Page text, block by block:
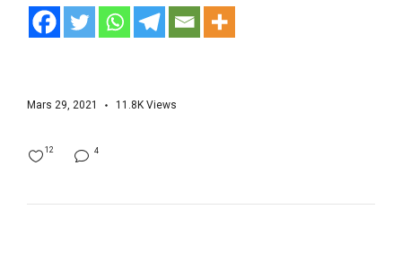
Mars 29, 2021 11.8K Views
4
12